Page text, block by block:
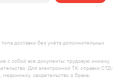
доставки без учёта дополнительных
с собой все документы: трудовую книжку,
Для электронной ТК: справки СТД-
свидетельство о браке,